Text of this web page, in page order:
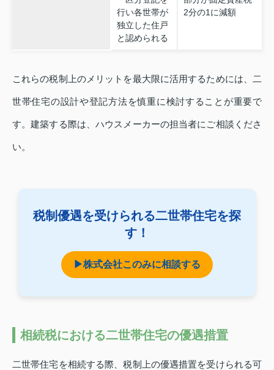
行い各世帯が
独立した住戸
と認められる
2分の1に減額
これらの税制上のメリットを最大限に活用するためには、二
世帯住宅の設計や登記方法を慎重に検討することが重要で
す。建築する際は、ハウスメーカーの担当者にご相談くださ
い。
税制優遇を受けられる二世帯住宅を探
す！
▶株式会社このみに相談する
相続税における二世帯住宅の優遇措置
二世帯住宅を相続する際、税制上の優遇措置を受けられる可